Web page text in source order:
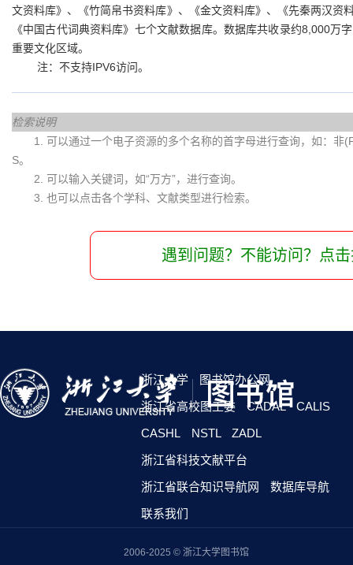
文资料库》、《竹简帛书资料库》、《金文资料库》、《先秦两汉资
《中国古代词典资料库》七个文献数据库。数据库共收录约8,000万
重要文化区域。
注：不支持IPV6访问。
检索说明
1. 可以通过一个电子资源的多个名称的首字母进行查询，如：
S。
2. 可以输入关键词，如“万方”，进行查询。
3. 也可以点击各个学科、文献类型进行检索。
遇到问题？不能访问？点
浙江大学
图书馆办公网
浙江省高校图工委
CADAL
CALIS
CASHL
NSTL
ZADL
浙江省科技文献平台
浙江省联合知识导航网
数据库导航
联系我们
2006-2025 © 浙江大学图书馆